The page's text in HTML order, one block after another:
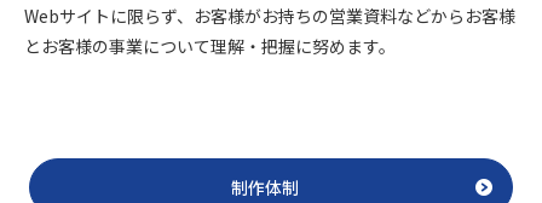
Webサイトに限らず、お客様がお持ちの営業資料などからお客様
とお客様の事業について理解・把握に努めます。
制作体制